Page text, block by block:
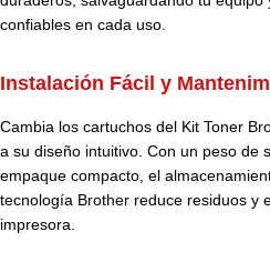
confiables en cada uso.
Instalación Fácil y
Cambia los cartuchos del Kit Toner
a su diseño intuitivo. Con un peso de
empaque compacto, el
tecnología Brother reduce residuos y
impresora.